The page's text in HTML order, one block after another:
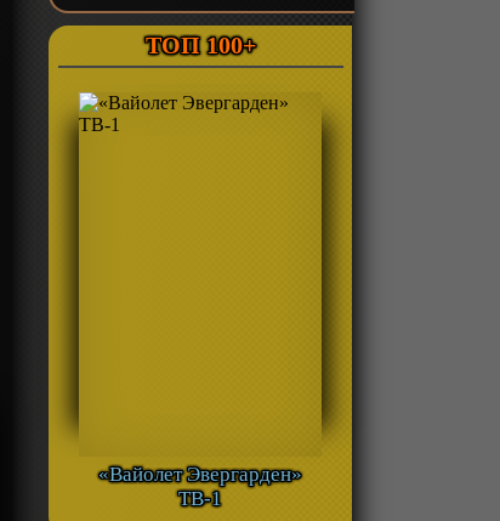
ТОП 100+
«Вайолет Эвергарден»
ТВ-1